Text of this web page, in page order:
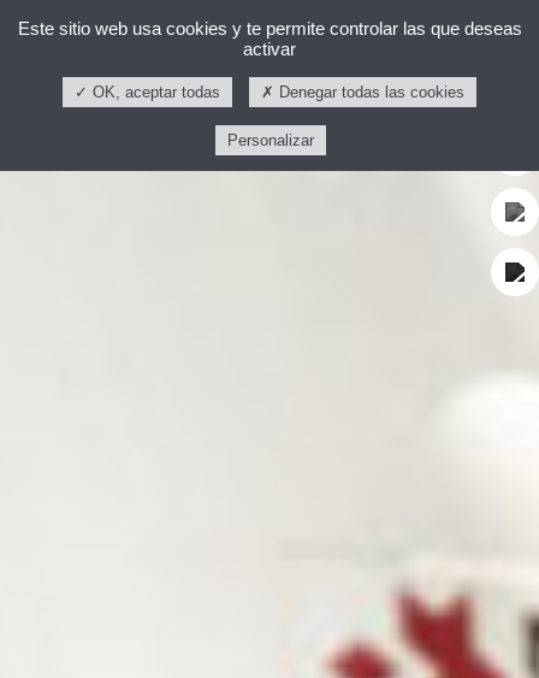
Este sitio web usa cookies y te permite controlar las que deseas
activar
OK, aceptar todas Denegar todas las cookies
Personalizar